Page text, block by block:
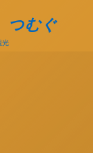
つむぐ
光